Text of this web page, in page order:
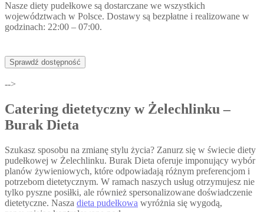
Nasze diety pudełkowe są dostarczane we wszystkich
województwach w Polsce. Dostawy są bezpłatne i realizowane w
godzinach: 22:00 – 07:00.
Sprawdź dostępność
-->
Catering dietetyczny w Żelechlinku –
Burak Dieta
Szukasz sposobu na zmianę stylu życia? Zanurz się w świecie diety
pudełkowej w Żelechlinku. Burak Dieta oferuje imponujący wybór
planów żywieniowych, które odpowiadają różnym preferencjom i
potrzebom dietetycznym. W ramach naszych usług otrzymujesz nie
tylko pyszne posiłki, ale również spersonalizowane doświadczenie
dietetyczne. Nasza dieta pudełkowa wyróżnia się wygodą,